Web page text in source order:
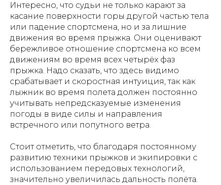
Интересно, что судьи не только карают за
касание поверхности горы другой частью тела
или падение спортсмена, но и за лишние
движения во время прыжка. Они оценивают
бережливое отношение спортсмена ко всем
движениям во время всех четырёх фаз
прыжка. Надо сказать, что здесь видимо
срабатывает и скоростная интуиция, так как
лыжник во время полета должен постоянно
учитывать непредсказуемые изменения
погоды в виде силы и направления
встречного или попутного ветра.
Стоит отметить, что благодаря постоянному
развитию техники прыжков и экипировки с
использованием передовых технологий,
значительно увеличилась дальность полёта.